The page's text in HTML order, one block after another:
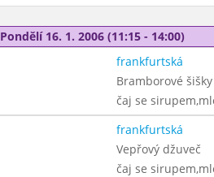
Pondělí 16. 1. 2006 (11:15 - 14:00)
frankfurtská
Bramborové
čaj se
frankfurtská
Vepřový džuveč
čaj se